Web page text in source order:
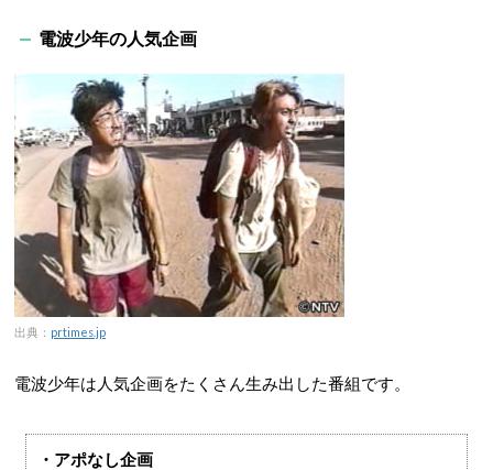
電波少年の人気企画
出典： prtimes.jp
電波少年は人気企画をたくさん生み出した番組です。
・アポなし企画